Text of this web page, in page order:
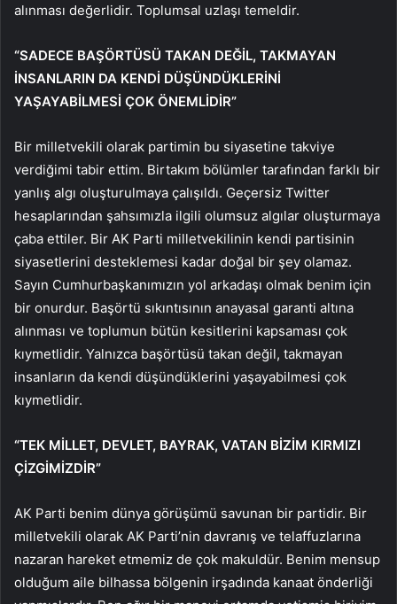
alınması değerlidir. Toplumsal uzlaşı temeldir.
“SADECE BAŞÖRTÜSÜ TAKAN DEĞİL, TAKMAYAN
İNSANLARIN DA KENDİ DÜŞÜNDÜKLERİNİ
YAŞAYABİLMESİ ÇOK ÖNEMLİDİR”
Bir milletvekili olarak partimin bu siyasetine takviye
verdiğimi tabir ettim. Birtakım bölümler tarafından farklı bir
yanlış algı oluşturulmaya çalışıldı. Geçersiz Twitter
hesaplarından şahsımızla ilgili olumsuz algılar oluşturmaya
çaba ettiler. Bir AK Parti milletvekilinin kendi partisinin
siyasetlerini desteklemesi kadar doğal bir şey olamaz.
Sayın Cumhurbaşkanımızın yol arkadaşı olmak benim için
bir onurdur. Başörtü sıkıntısının anayasal garanti altına
alınması ve toplumun bütün kesitlerini kapsaması çok
kıymetlidir. Yalnızca başörtüsü takan değil, takmayan
insanların da kendi düşündüklerini yaşayabilmesi çok
kıymetlidir.
“TEK MİLLET, DEVLET, BAYRAK, VATAN BİZİM KIRMIZI
ÇİZGİMİZDİR”
AK Parti benim dünya görüşümü savunan bir partidir. Bir
milletvekili olarak AK Parti’nin davranış ve telaffuzlarına
nazaran hareket etmemiz de çok makuldür. Benim mensup
olduğum aile bilhassa bölgenin irşadında kanaat önderliği